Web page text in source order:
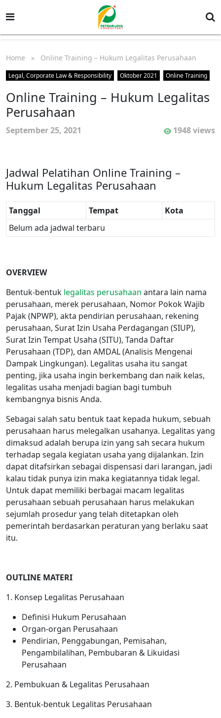
Home » Online Training – Hukum Legalitas Perusahaan
Legal, Corporate Law & Responsibility Oktober 2021 Online Training
Online Training – Hukum Legalitas
Perusahaan
September 25, 2021 1948 views
Jadwal Pelatihan Online Training –
Hukum Legalitas Perusahaan
Tanggal Tempat
Kota
Belum ada jadwal terbaru
OVERVIEW
Bentuk-bentuk legalitas perusahaan antara lain nama
perusahaan, merek perusahaan, Nomor Pokok Wajib
Pajak (NPWP), akta pendirian perusahaan, rekening
perusahaan, Surat Izin Usaha Perdagangan (SIUP),
Surat Izin Tempat Usaha (SITU), Tanda Daftar
Perusahaan (TDP), dan AMDAL (Analisis Mengenai
Dampak Lingkungan). Legalitas usaha itu sangat
penting, jika usaha ingin berkembang dan naik kelas,
legalitas usaha menjadi bagian bagi tumbuh
kembangnya bisnis Anda.
Sebagai salah satu bentuk taat kepada hukum, sebuah
perusahaan harus melegalkan usahanya. Legalitas yang
dimaksud adalah berupa izin yang sah secara hukum
terhadap segala kegiatan usaha yang dijalankan. Izin
dapat ditafsirkan sebagai dispensasi dari larangan, jadi
kalau tidak punya izin maka kegiatannya tidak legal.
Untuk dapat memiliki berbagai macam legalitas
perusahaan sebuah perusahaan harus melakukan
sejumlah prosedur yang telah ditetapkan oleh
pemerintah berdasarkan peraturan yang berlaku saat
itu.
OUTLINE MATERI
1. Konsep Legalitas Perusahaan
Definisi Hukum Perusahaan
Organ-organ Perusahaan
Pendirian, Penggabungan, Pemisahan,
Pengambilalihan, Pembubaran & Likuidasi
Perusahaan
2. Pembukuan & Legalitas Perusahaan
3. Bentuk-bentuk Legalitas Perusahaan